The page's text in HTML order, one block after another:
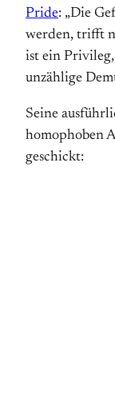
Pride: „Die
werden, trifft
ist ein
unzählige
Seine
homophoben
geschickt: